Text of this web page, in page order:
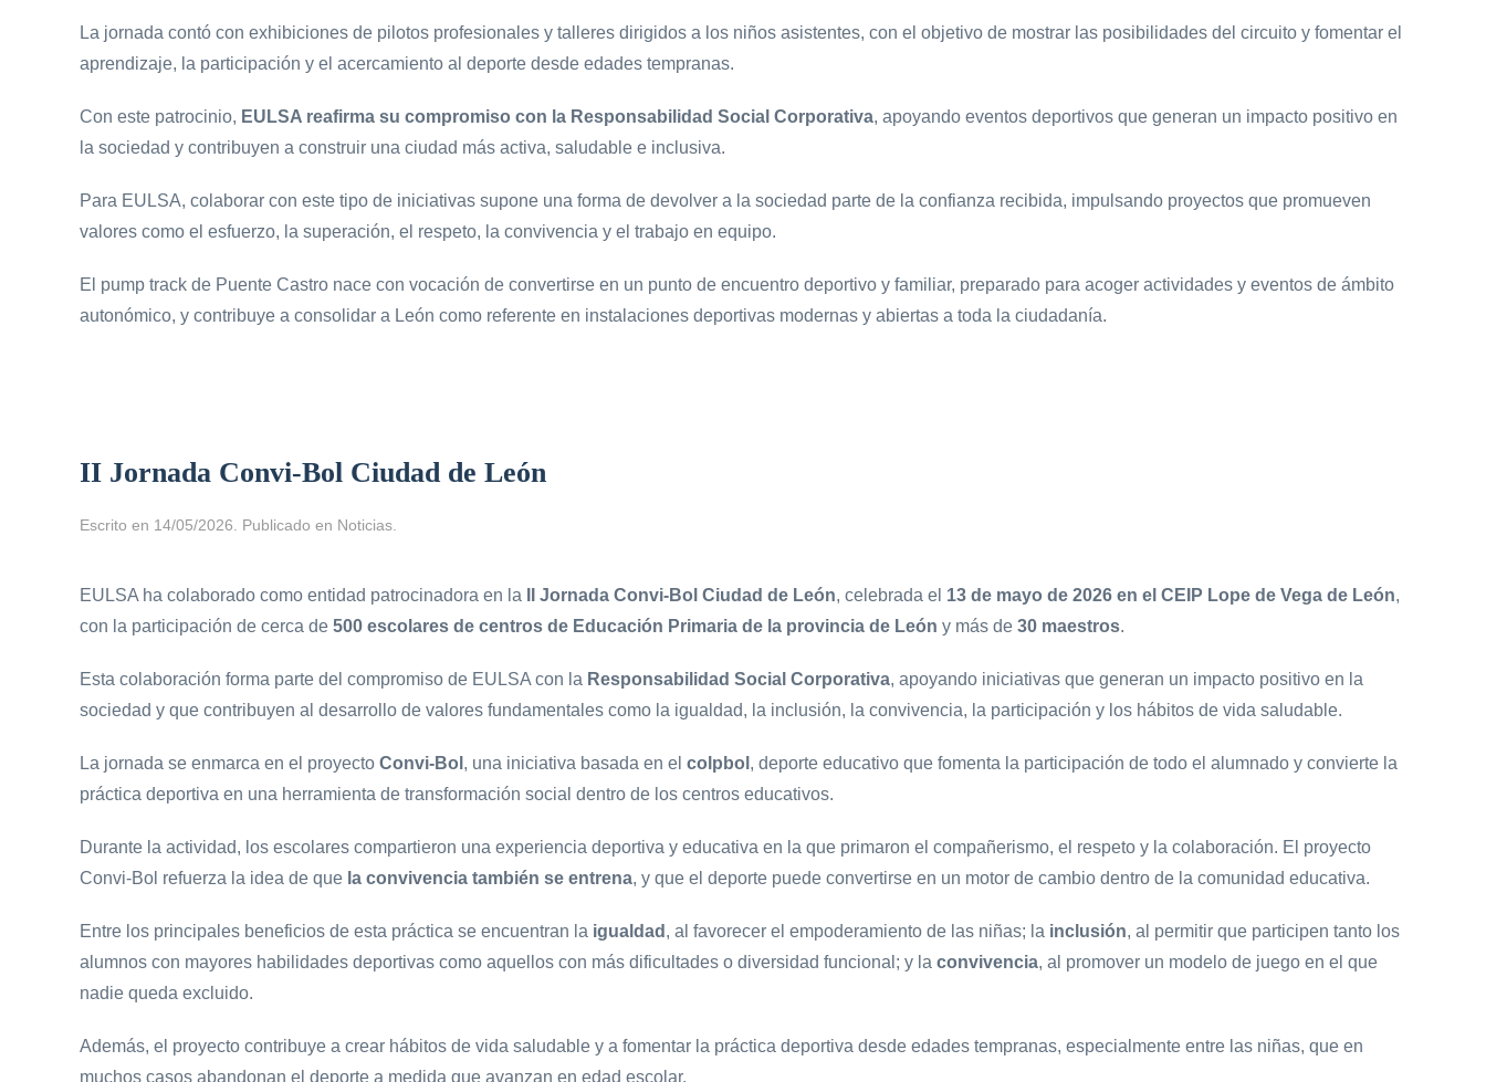
La jornada contó con exhibiciones de pilotos profesionales y talleres dirigidos a los niños asistentes, con el objetivo de mostrar las posibilidades del circuito y fomentar el
aprendizaje, la participación y el acercamiento al deporte desde edades tempranas.
Con este patrocinio, EULSA reafirma su compromiso con la Responsabilidad Social Corporativa, apoyando eventos deportivos que generan un impacto positivo en
la sociedad y contribuyen a construir una ciudad más activa, saludable e inclusiva.
Para EULSA, colaborar con este tipo de iniciativas supone una forma de devolver a la sociedad parte de la confianza recibida, impulsando proyectos que promueven
valores como el esfuerzo, la superación, el respeto, la convivencia y el trabajo en equipo.
El pump track de Puente Castro nace con vocación de convertirse en un punto de encuentro deportivo y familiar, preparado para acoger actividades y eventos de ámbito
autonómico, y contribuye a consolidar a León como referente en instalaciones deportivas modernas y abiertas a toda la ciudadanía.
II Jornada Convi-Bol Ciudad de León
Escrito en 14/05/2026 . Publicado en Noticias
EULSA ha colaborado como entidad patrocinadora en la II Jornada Convi-Bol Ciudad de León, celebrada el 13 de mayo de 2026 en el CEIP Lope de Vega de León,
con la participación de cerca de 500 escolares de centros de Educación Primaria de la provincia de León y más de 30 maestros.
Esta colaboración forma parte del compromiso de EULSA con la Responsabilidad Social Corporativa, apoyando iniciativas que generan un impacto positivo en la
sociedad y que contribuyen al desarrollo de valores fundamentales como la igualdad, la inclusión, la convivencia, la participación y los hábitos de vida saludable.
La jornada se enmarca en el proyecto Convi-Bol , una iniciativa basada en el colpbol , deporte educativo que fomenta la participación de todo el alumnado y convierte la
práctica deportiva en una herramienta de transformación social dentro de los centros educativos.
Durante la actividad, los escolares compartieron una experiencia deportiva y educativa en la que primaron el compañerismo, el respeto y la colaboración. El proyecto
Convi-Bol refuerza la idea de que la convivencia también se entrena, y que el deporte puede convertirse en un motor de cambio dentro de la comunidad educativa.
Entre los principales beneficios de esta práctica se encuentran la igualdad , al favorecer el empoderamiento de las niñas; la inclusión, al permitir que participen tanto los
alumnos con mayores habilidades deportivas como aquellos con más dificultades o diversidad funcional; y la convivencia, al promover un modelo de juego en el que
nadie queda excluido.
Además, el proyecto contribuye a crear hábitos de vida saludable y a fomentar la práctica deportiva desde edades tempranas, especialmente entre las niñas, que en
muchos casos abandonan el deporte a medida que avanzan en edad escolar.